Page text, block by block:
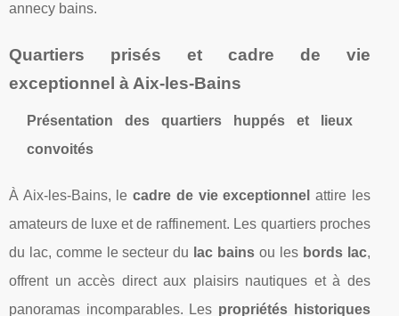
annecy bains.
Quartiers prisés et cadre de vie
exceptionnel à Aix-les-Bains
Présentation des quartiers huppés et lieux
convoités
À Aix-les-Bains, lecadre de vie exceptionnel attire les
amateurs de luxe et de raffinement. Les quartiers proches
du lac, comme le secteur du lac bains ou les bords lac,
offrent un accès direct aux plaisirs nautiques et à des
panoramas incomparables. Les propriétés historiques